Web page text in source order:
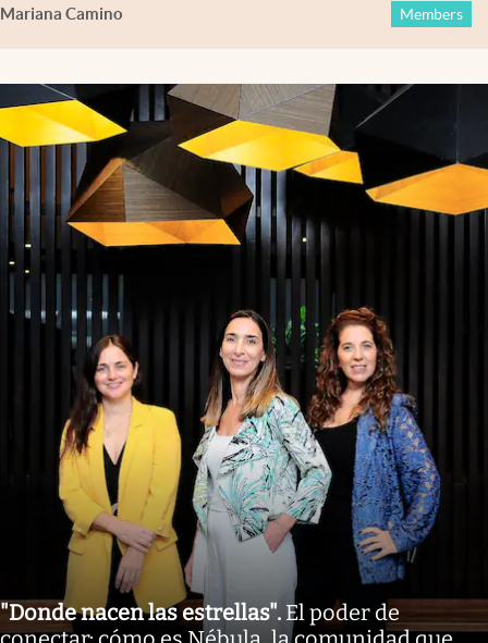
Mariana Camino Members
"Donde nacen las estrellas". El poder de